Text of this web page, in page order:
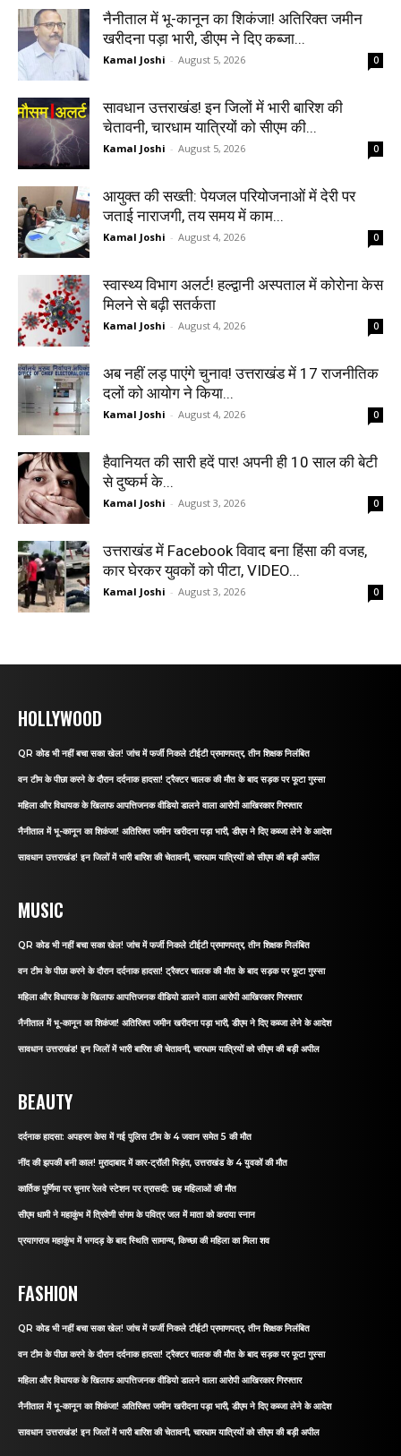
नैनीताल में भू-कानून का शिकंजा! अतिरिक्त जमीन
खरीदना पड़ा भारी, डीएम ने दिए कब्जा...
Kamal Joshi - August 5, 2026 0
सावधान उत्तराखंड! इन जिलों में भारी बारिश की
चेतावनी, चारधाम यात्रियों को सीएम की...
Kamal Joshi - August 5, 2026 0
आयुक्त की सख्ती: पेयजल परियोजनाओं में देरी पर
जताई नाराजगी, तय समय में काम...
Kamal Joshi - August 4, 2026 0
स्वास्थ्य विभाग अलर्ट! हल्द्वानी अस्पताल में कोरोना केस
मिलने से बढ़ी सतर्कता
Kamal Joshi - August 4, 2026 0
अब नहीं लड़ पाएंगे चुनाव! उत्तराखंड में 17 राजनीतिक
दलों को आयोग ने किया...
Kamal Joshi - August 4, 2026 0
हैवानियत की सारी हदें पार! अपनी ही 10 साल की बेटी
से दुष्कर्म के...
Kamal Joshi - August 3, 2026 0
उत्तराखंड में Facebook विवाद बना हिंसा की वजह,
कार घेरकर युवकों को पीटा, VIDEO...
Kamal Joshi - August 3, 2026 0
HOLLYWOOD
QR कोड भी नहीं बचा सका खेल! जांच में फर्जी निकले टीईटी प्रमाणपत्र, तीन शिक्षक निलंबित
वन टीम के पीछा करने के दौरान दर्दनाक हादसा! ट्रैक्टर चालक की मौत के बाद सड़क पर फूटा गुस्सा
महिला और विधायक के खिलाफ आपत्तिजनक वीडियो डालने वाला आरोपी आखिरकार गिरफ्तार
नैनीताल में भू-कानून का शिकंजा! अतिरिक्त जमीन खरीदना पड़ा भारी, डीएम ने दिए कब्जा लेने के आदेश
सावधान उत्तराखंड! इन जिलों में भारी बारिश की चेतावनी, चारधाम यात्रियों को सीएम की बड़ी अपील
MUSIC
QR कोड भी नहीं बचा सका खेल! जांच में फर्जी निकले टीईटी प्रमाणपत्र, तीन शिक्षक निलंबित
वन टीम के पीछा करने के दौरान दर्दनाक हादसा! ट्रैक्टर चालक की मौत के बाद सड़क पर फूटा गुस्सा
महिला और विधायक के खिलाफ आपत्तिजनक वीडियो डालने वाला आरोपी आखिरकार गिरफ्तार
नैनीताल में भू-कानून का शिकंजा! अतिरिक्त जमीन खरीदना पड़ा भारी, डीएम ने दिए कब्जा लेने के आदेश
सावधान उत्तराखंड! इन जिलों में भारी बारिश की चेतावनी, चारधाम यात्रियों को सीएम की बड़ी अपील
BEAUTY
दर्दनाक हादसा: अपहरण केस में गई पुलिस टीम के 4 जवान समेत 5 की मौत
नींद की झपकी बनी काल! मुरादाबाद में कार-ट्रॉली भिड़ंत, उत्तराखंड के 4 युवकों की मौत
कार्तिक पूर्णिमा पर चुनार रेलवे स्टेशन पर त्रासदी: छह महिलाओं की मौत
सीएम धामी ने महाकुंभ में त्रिवेणी संगम के पवित्र जल में माता को कराया स्नान
प्रयागराज महाकुंभ में भगदड़ के बाद स्थिति सामान्य, किच्छा की महिला का मिला शव
FASHION
QR कोड भी नहीं बचा सका खेल! जांच में फर्जी निकले टीईटी प्रमाणपत्र, तीन शिक्षक निलंबित
वन टीम के पीछा करने के दौरान दर्दनाक हादसा! ट्रैक्टर चालक की मौत के बाद सड़क पर फूटा गुस्सा
महिला और विधायक के खिलाफ आपत्तिजनक वीडियो डालने वाला आरोपी आखिरकार गिरफ्तार
नैनीताल में भू-कानून का शिकंजा! अतिरिक्त जमीन खरीदना पड़ा भारी, डीएम ने दिए कब्जा लेने के आदेश
सावधान उत्तराखंड! इन जिलों में भारी बारिश की चेतावनी, चारधाम यात्रियों को सीएम की बड़ी अपील